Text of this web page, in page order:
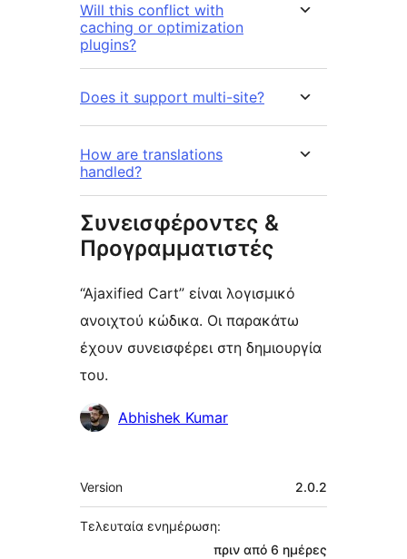
Will this conflict with
caching or optimization
plugins?
Does it support multi-site?
How are translations
handled?
Συνεισφέροντες &
Προγραμματιστές
“Ajaxified Cart” είναι λογισμικό
ανοιχτού κώδικα. Οι παρακάτω
έχουν συνεισφέρει στη δημιουργία
του.
Συντελεστές
Abhishek Kumar
Μεταστοιχεία
Version 2.0.2
Τελευταία ενημέρωση:
πριν από 6 ημέρες